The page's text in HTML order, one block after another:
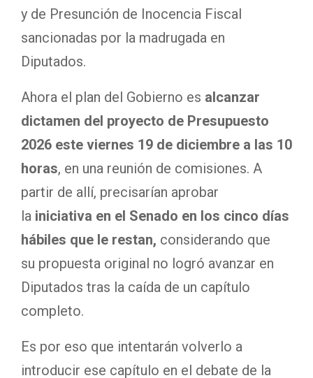
y de Presunción de Inocencia Fiscal
sancionadas por la madrugada en
Diputados.
Ahora el plan del Gobierno es alcanzar
dictamen del proyecto de Presupuesto
2026 este viernes 19 de diciembre a las 10
horas, en una reunión de comisiones. A
partir de allí, precisarían aprobar
la iniciativa en el Senado en los cinco días
hábiles que le restan, considerando que
su propuesta original no logró avanzar en
Diputados tras la caída de un capítulo
completo.
Es por eso que intentarán volverlo a
introducir ese capítulo en el debate de la